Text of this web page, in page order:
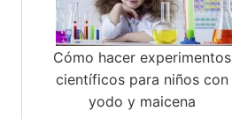
Cómo hacer experimentos
científicos para niños con
yodo y maicena